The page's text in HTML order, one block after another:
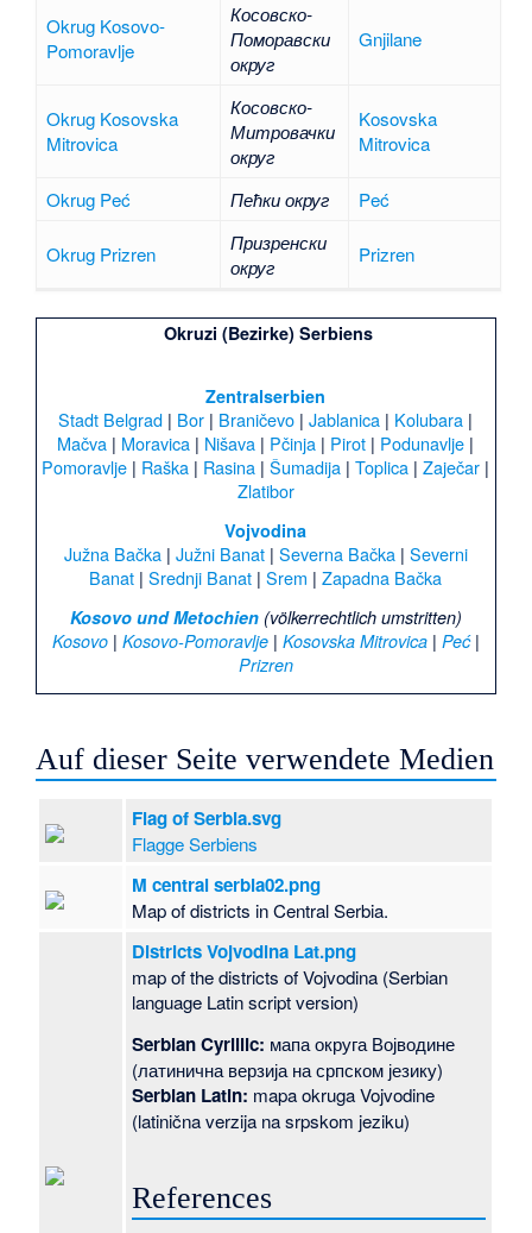
Okrug Kosovo-
Pomoravlje
Косовско-
Поморавски
округ
Gnjilane
Okrug Kosovska
Mitrovica
Косовско-
Митровачки
округ
Kosovska
Mitrovica
Okrug Peć Пећки округ Peć
Okrug Prizren
Призренски
округ
Prizren
Okruzi (Bezirke) Serbiens
Zentralserbien
Stadt Belgrad | Bor | Braničevo |Jablanica | Kolubara |
Mačva | Moravica | Nišava | Pčinja | Pirot | Podunavlje |
Pomoravlje | Raška | Rasina |Šumadija |Toplica |Zaječar |
Zlatibor
Vojvodina
Južna Bačka| Južni Banat| Severna Bačka| Severni
Banat |Srednji Banat |Srem |Zapadna Bačka
Kosovo und Metochien (völkerrechtlich umstritten)
Kosovo| Kosovo-Pomoravlje| Kosovska Mitrovica| Peć|
Prizren
Auf dieser Seite verwendete Medien
Flag of Serbia.svg
Flagge Serbiens
M central serbia02.png
Map of districts in Central Serbia.
Districts Vojvodina Lat.png
map of the districts of Vojvodina (Serbian
language Latin script version)
Serbian Cyrillic: мапа округа Војводине
(латинична верзија на српском језику)
Serbian Latin: mapa okruga Vojvodine
(latinična verzija na srpskom jeziku)
References